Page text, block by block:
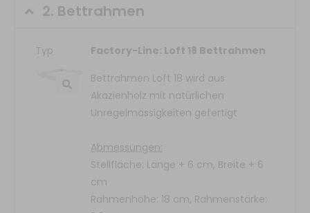
2. Bettrahmen
Typ
Factory-Line: Loft 18 Bettrahmen
Bettrahmen Loft 18 wird aus
Akazienholz mit natürlichen
Unregelmässigkeiten gefertigt
Abmessungen:
Stellfläche: Länge + 6 cm, Breite + 6
cm
Rahmenhöhe: 18 cm, Rahmenstärke: